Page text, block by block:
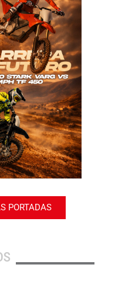
PORTADAS